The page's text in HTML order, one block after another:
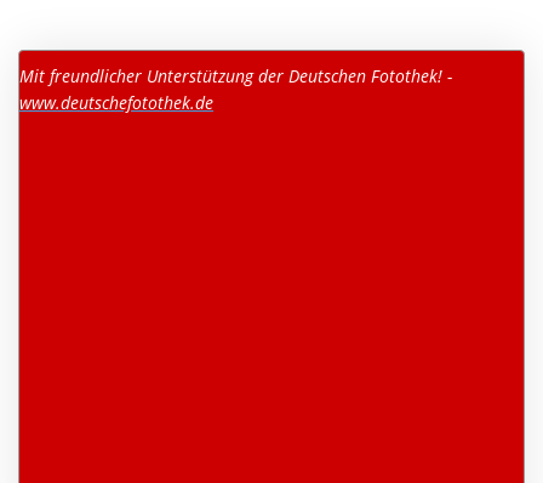
Mit freundlicher Unterstützung der Deutschen Fotothek! -
www.deutschefotothek.de